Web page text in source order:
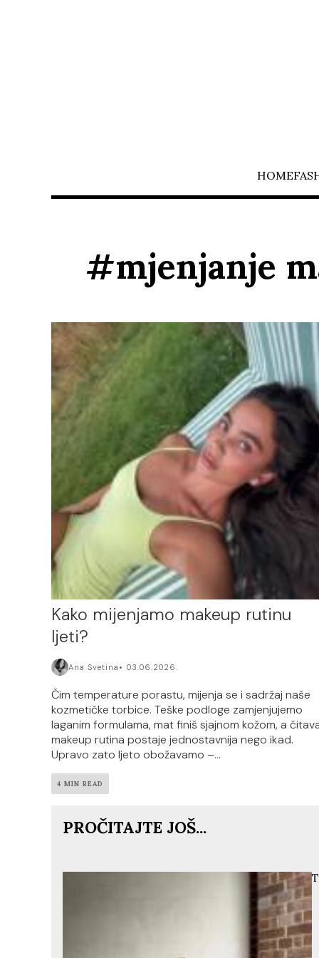
HOME
#mjenjanje
Kako mijenjamo makeup rutinu
ljeti?
Ana Svetina 03.06.2026.
Čim temperature porastu, mijenja se i sadržaj naše
kozmetičke torbice. Teške podloge zamjenjujemo
laganim formulama, mat finiš sjajnom kožom, a
makeup rutina postaje jednostavnija nego ikad.
Upravo zato ljeto obožavamo –...
4 MIN READ
PROČITAJTE JOŠ...